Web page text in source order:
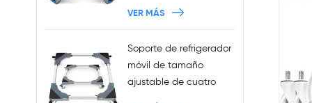
VER MÁS
Soporte de refrigerador
móvil de tamaño
ajustable de cuatro
de
de